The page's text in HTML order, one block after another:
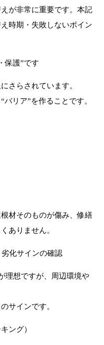
が非常に重要です。本記
時期・失敗しないポイン
保護”です
さらされています。
リア”を作ることです。
材そのものが傷み、修繕
ありません。
化サインの確認
理想ですが、周辺環境や
サインです。
ング）